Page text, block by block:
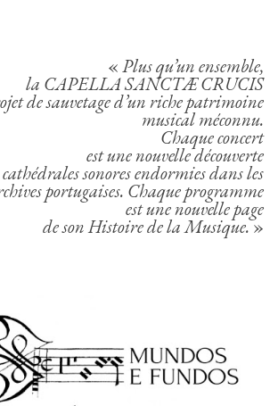
«Plus qu’un ensemble,
la CAPELLA SANCTÆ CRUCIS
de sauvetage d’un riche patrimoine
musical méconnu.
Chaque concert
est une nouvelle découverte
sonores endormies dans les
portugaises. Chaque programme
est une nouvelle page
de son Histoire de la Musique.»